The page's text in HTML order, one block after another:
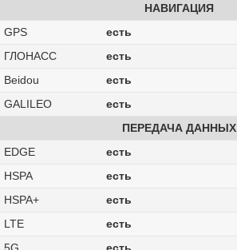
НАВИГАЦИЯ
GPS
есть
ГЛОНАСС
есть
Beidou
есть
GALILEO
есть
ПЕРЕДАЧА ДАННЫХ
EDGE
есть
HSPA
есть
HSPA+
есть
LTE
есть